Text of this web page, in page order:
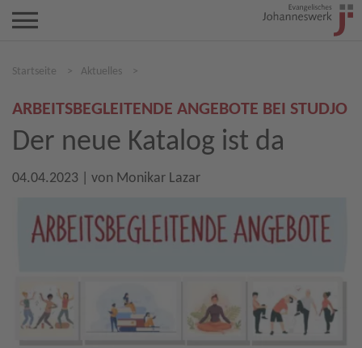
Startseite > Aktuelles >
ARBEITSBEGLEITENDE ANGEBOTE BEI STUDJO
Der neue Katalog ist da
04.04.2023 | von Monikar Lazar